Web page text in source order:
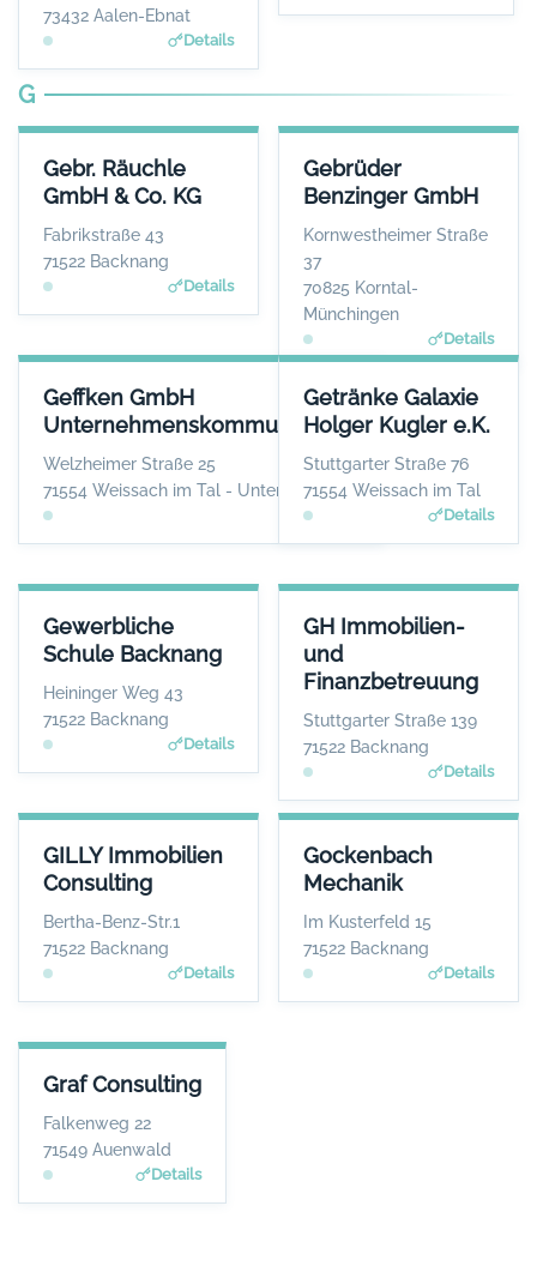
73432 Aalen-Ebnat
Details
G
Gebr. Räuchle
GmbH & Co. KG
Fabrikstraße 43
71522 Backnang
Details
GEBR. RÄUCHLE GMBH & CO. KG
Herr Maximilian Räuchle
www.raeuchle.com
Gebrüder
Benzinger GmbH
Kornwestheimer Straße
37
70825 Korntal-
Münchingen
Details
GEBRÜDER BENZINGER GMBH
ANSPRECHPARTNER
Herr Patrik Diewald
WEBSITE
www.gebrueder-benzinger.d
Geffken GmbH
Unternehmenskommunikation
Welzheimer Straße 25
71554 Weissach im Tal - Unterweissach
Details
GEFFKEN GMBH UNTERNEHMENSKOMMUNIKATION
ANSPRECHPARTNER
Herr Thomas Geffken
WEBSITE
www.geffken.net
Getränke Galaxie
Holger Kugler e.K.
Stuttgarter Straße 76
71554 Weissach im Tal
Details
GETRÄNKE GALAXIE HOLGER
Herr
www.getraenke-
Gewerbliche
Schule Backnang
Heininger Weg 43
71522 Backnang
Details
GEWERBLICHE SCHULE BACKNANG
ANSPRECHPARTNER
Frau Isolde Fleuchaus
WEBSITE
GH Immobilien-
und
Finanzbetreuung
Stuttgarter Straße 139
71522 Backnang
Details
GH IMMOBILIEN- UND
GILLY Immobilien
Consulting
Bertha-Benz-Str.1
71522 Backnang
Details
GILLY IMMOBILIEN CONSULTING
Herr Marcel Gilly
www.gilly-immobilien.de
Gockenbach
Mechanik
Im Kusterfeld 15
71522 Backnang
Details
GOCKENBACH MECHANIK
ANSPRECHPARTNER
Frau Barbara Braun
www.gockenbach-faess
Graf Consulting
Falkenweg 22
71549 Auenwald
Details
GRAF CONSULTING
ANSPRECHPARTNER
Herr Charley Graf
WEBSITE
www.grafconsulting.eu